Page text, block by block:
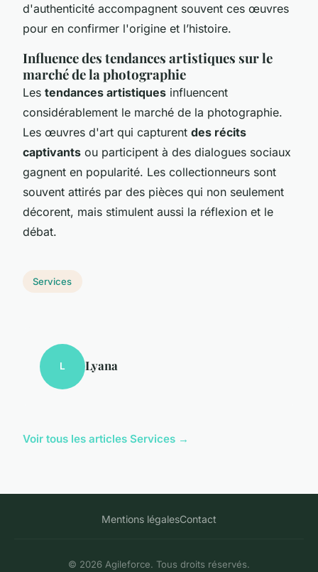
d'authenticité accompagnent souvent ces œuvres
pour en confirmer l'origine et l’histoire.
Influence des tendances artistiques sur le
marché de la photographie
Les tendances artistiques influencent
considérablement le marché de la photographie.
Les œuvres d'art qui capturent des récits
captivants ou participent à des dialogues sociaux
gagnent en popularité. Les collectionneurs sont
souvent attirés par des pièces qui non seulement
décorent, mais stimulent aussi la réflexion et le
débat.
Services
L Lyana
Voir tous les articles Services →
Mentions légalesContact
© 2026 Agileforce. Tous droits réservés.